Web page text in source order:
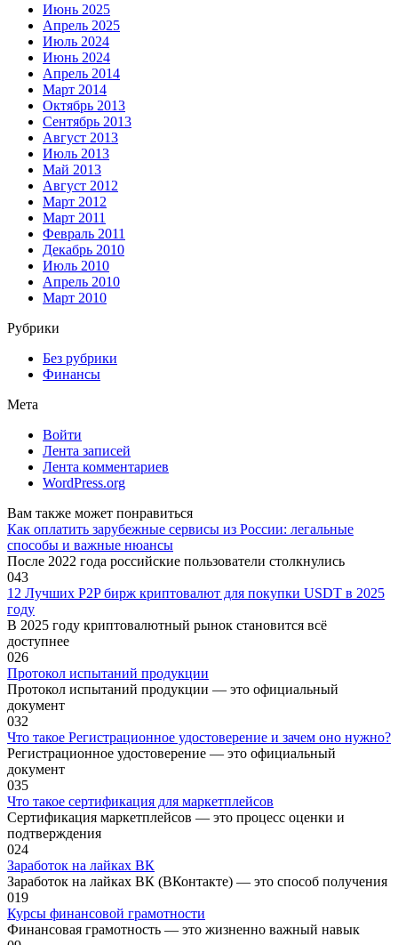
Июнь 2025
Апрель 2025
Июль 2024
Июнь 2024
Апрель 2014
Март 2014
Октябрь 2013
Сентябрь 2013
Август 2013
Июль 2013
Май 2013
Август 2012
Март 2012
Март 2011
Февраль 2011
Декабрь 2010
Июль 2010
Апрель 2010
Март 2010
Рубрики
Без рубрики
Финансы
Мета
Войти
Лента записей
Лента комментариев
WordPress.org
Вам также может понравиться
Как оплатить зарубежные сервисы из России: легальные
способы и важные нюансы
После 2022 года российские пользователи столкнулись
043
12 Лучших P2P бирж криптовалют для покупки USDT в 2025
году
В 2025 году криптовалютный рынок становится всё
доступнее
026
Протокол испытаний продукции
Протокол испытаний продукции — это официальный
документ
032
Что такое Регистрационное удостоверение и зачем оно нужно?
Регистрационное удостоверение — это официальный
документ
035
Что такое сертификация для маркетплейсов
Сертификация маркетплейсов — это процесс оценки и
подтверждения
024
Заработок на лайках ВК
Заработок на лайках ВК (ВКонтакте) — это способ получения
019
Курсы финансовой грамотности
Финансовая грамотность — это жизненно важный навык